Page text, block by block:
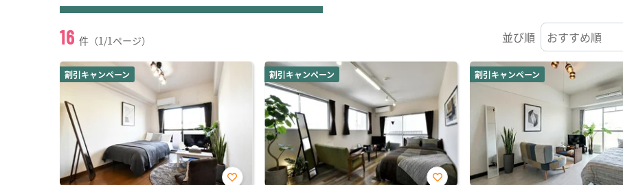
16 件（1/1ページ） 並び順
割引キャンペーン 割引キャンペーン 割引キャンペーン